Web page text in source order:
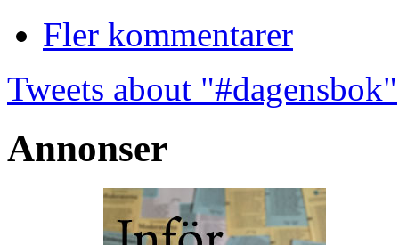
Fler kommentarer
Tweets about "#dagensbok"
Annonser